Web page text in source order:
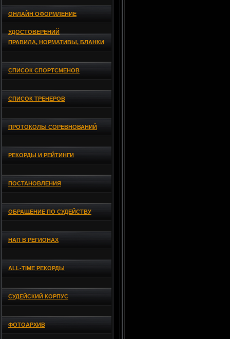
ОНЛАЙН ОФОРМЛЕНИЕ
УДОСТОВЕРЕНИЙ
ПРАВИЛА, НОРМАТИВЫ, БЛАНКИ
СПИСОК СПОРТСМЕНОВ
СПИСОК ТРЕНЕРОВ
ПРОТОКОЛЫ СОРЕВНОВАНИЙ
РЕКОРДЫ И РЕЙТИНГИ
ПОСТАНОВЛЕНИЯ
ОБРАЩЕНИЕ ПО СУДЕЙСТВУ
НАП В РЕГИОНАХ
ALL-TIME РЕКОРДЫ
СУДЕЙСКИЙ КОРПУС
ФОТОАРХИВ